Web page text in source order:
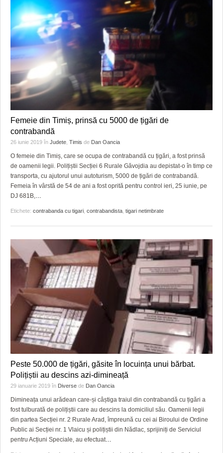
Femeie din Timiș, prinsă cu 5000 de țigări de
contrabandă
26 iunie 2019 în Judete Timis de Dan Oancia
O femeie din Timiș, care se ocupa de contrabandă cu țigări, a fost prinsă
de oamenii legii. Polițiștii Secției 6 Rurale Găvojdia au depistat-o în timp ce
transporta, cu ajutorul unui autoturism, 5000 de țigări de contrabandă.
Femeia în vârstă de 54 de ani a fost oprită pentru control ieri, 25 iunie, pe
DJ 681B,…
Etichete: contrabanda cu tigari contrabandista tigari netimbrate
Peste 50.000 de țigări, găsite în locuința unui bărbat.
Polițiștii au descins azi-dimineață
29 ianuarie 2019 în Diverse de Dan Oancia
Dimineața unui arădean care-și câștiga traiul din contrabandă cu țigări a
fost tulburată de polițiștii care au descins la domiciliul său. Oamenii legii
din partea Secției nr. 2 Rurale Arad, împreună cu cei ai Biroului de Ordine
Public ai Secției nr. 1 Vlaicu și polițiștii din Nădlac, sprijiniți de Serviciul
pentru Acțiuni Speciale, au efectuat